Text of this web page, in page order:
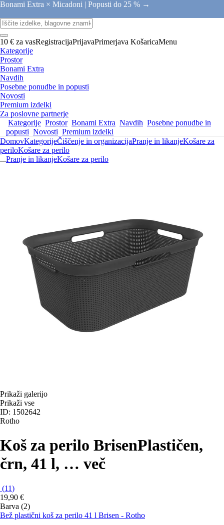
Bonami Extra × Micadoni | Popusti do 25 % →
10 € za vasRegistracijaPrijavaPrimerjava KošaricaMenu
Kategorije
Prostor
Bonami Extra
Navdih
Posebne ponudbe in popusti
Novosti
Premium izdelki
Za poslovne partnerje
Kategorije Prostor Bonami Extra Navdih Posebne ponudbe in
popusti Novosti Premium izdelki
DomovKategorijeČiščenje in organizacijaPranje in likanjeKošare za
periloKošare za perilo
...Pranje in likanjeKošare za perilo
Prikaži galerijo
Prikaži vse
ID: 1502642
Rotho
Koš za perilo BrisenPlastičen,
črn, 41 l, … več
(11)
19,90 €
Barva (2)
Bež plastični koš za perilo 41 l Brisen - Rotho